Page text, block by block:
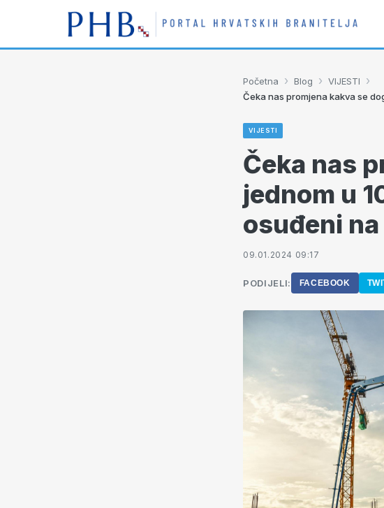
Početna › Blog › VIJESTI ›
Čeka nas promjena kakva se
VIJESTI
Čeka nas
jednom u
osuđeni
09.01.2024 09:17
PODIJELI: FACEBOOK